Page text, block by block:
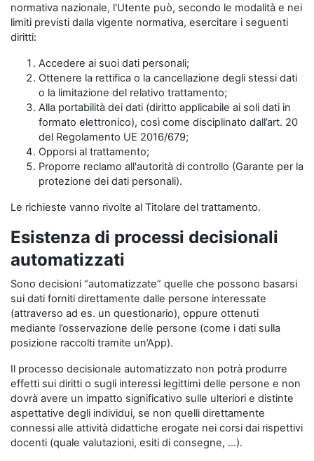
normativa nazionale, l'Utente può, secondo le modalità e nei
limiti previsti dalla vigente normativa, esercitare i seguenti
diritti:
Accedere ai suoi dati personali;
Ottenere la rettifica o la cancellazione degli stessi dati
o la limitazione del relativo trattamento;
Alla portabilità dei dati (diritto applicabile ai soli dati in
formato elettronico), così come disciplinato dall’art. 20
del Regolamento UE 2016/679;
Opporsi al trattamento;
Proporre reclamo all'autorità di controllo (Garante per la
protezione dei dati personali).
Le richieste vanno rivolte al Titolare del trattamento.
Esistenza di processi decisionali
automatizzati
Sono decisioni “automatizzate” quelle che possono basarsi
sui dati forniti direttamente dalle persone interessate
(attraverso ad es. un questionario), oppure ottenuti
mediante l’osservazione delle persone (come i dati sulla
posizione raccolti tramite un’App).
Il processo decisionale automatizzato non potrà produrre
effetti sui diritti o sugli interessi legittimi delle persone e non
dovrà avere un impatto significativo sulle ulteriori e distinte
aspettative degli individui, se non quelli direttamente
connessi alle attività didattiche erogate nei corsi dai rispettivi
docenti (quale valutazioni, esiti di consegne, …).